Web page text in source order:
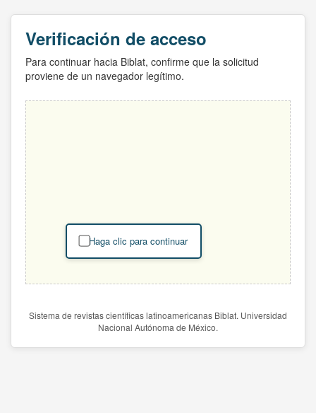
Verificación de acceso
Para continuar hacia Biblat, confirme que la solicitud
proviene de un navegador legítimo.
Haga clic para continuar
Sistema de revistas científicas latinoamericanas Biblat. Universidad
Nacional Autónoma de México.